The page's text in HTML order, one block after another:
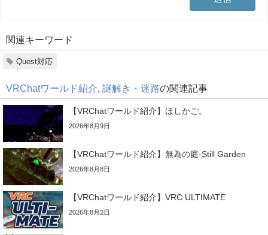
関連キーワード
Quest対応
VRChatワールド紹介, 謎解き・迷路の関連記事
【VRChatワールド紹介】ほしかご。
2026年8月9日
【VRChatワールド紹介】無為の庭-Still Garden
2026年8月8日
【VRChatワールド紹介】VRC ULTIMATE
2026年8月2日